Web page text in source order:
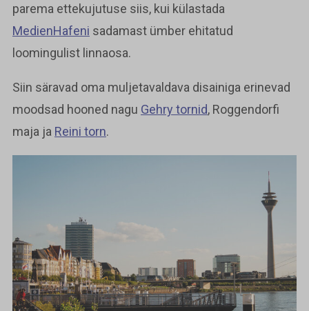
parema ettekujutuse siis, kui külastada
MedienHafeni sadamast ümber ehitatud
loomingulist linnaosa.
Siin säravad oma muljetavaldava disainiga erinevad
moodsad hooned nagu Gehry tornid, Roggendorfi
maja ja Reini torn.